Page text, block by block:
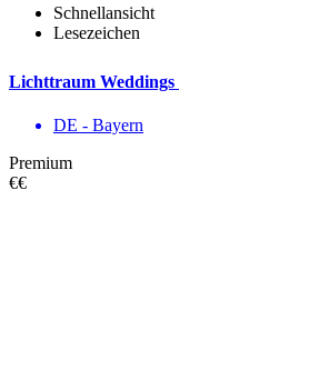
Schnellansicht
Lesezeichen
Lichttraum Weddings
DE - Bayern
Premium
€€